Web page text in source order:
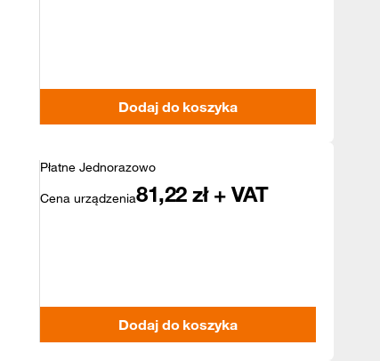
Dodaj do koszyka
Płatne Jednorazowo
Cena urządzenia81,22 zł + VAT
Dodaj do koszyka